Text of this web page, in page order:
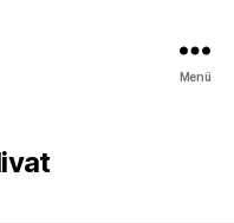
Menü